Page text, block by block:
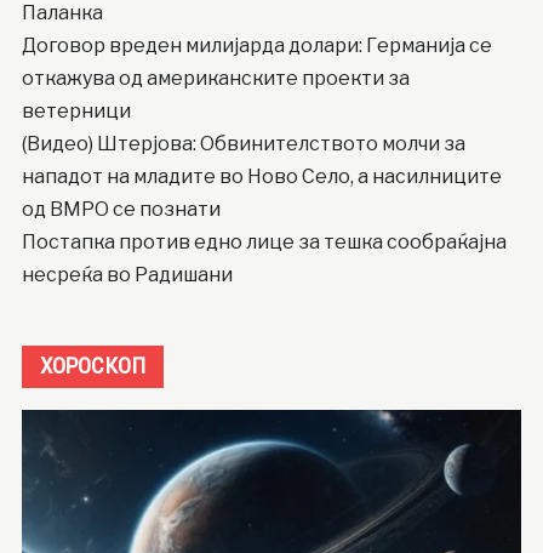
Паланка
Договор вреден милијарда долари: Германија се
откажува од американските проекти за
ветерници
(Видео) Штерјова: Обвинителството молчи за
нападот на младите во Ново Село, а насилниците
од ВМРО се познати
Постапка против едно лице за тешка сообраќајна
несреќа во Радишани
ХОРОСКОП